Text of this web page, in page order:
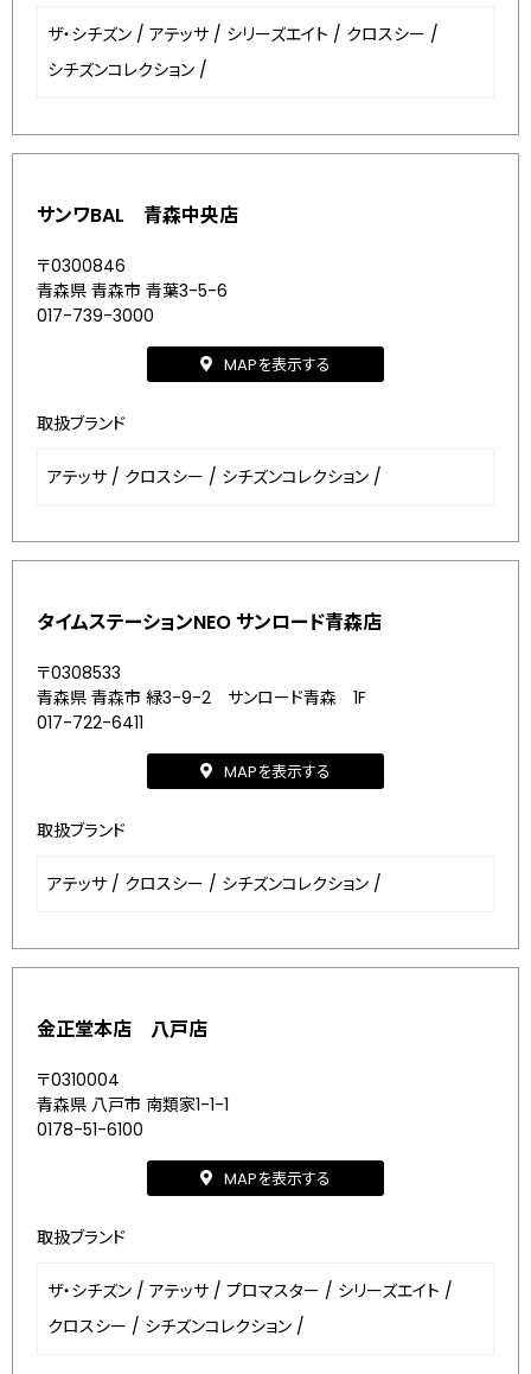
ザ・シチズン / アテッサ / シリーズエイト / クロスシー /
シチズンコレクション /
サンワBAL 青森中央店
〒0300846
青森県 青森市 青葉3-5-6
017-739-3000
MAPを表示する
取扱ブランド
アテッサ / クロスシー / シチズンコレクション /
タイムステーションNEO サンロード青森店
〒0308533
青森県 青森市 緑3-9-2 サンロード青森 1F
017-722-6411
MAPを表示する
取扱ブランド
アテッサ / クロスシー / シチズンコレクション /
金正堂本店 八戸店
〒0310004
青森県 八戸市 南類家1-1-1
0178-51-6100
MAPを表示する
取扱ブランド
ザ・シチズン / アテッサ / プロマスター / シリーズエイト /
クロスシー / シチズンコレクション /